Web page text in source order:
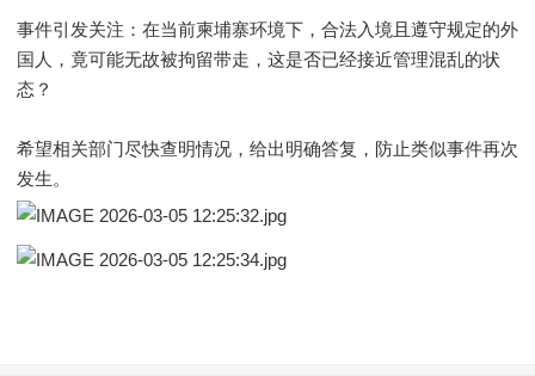
事件引发关注：在当前柬埔寨环境下，合法入境且遵守规定的外
国人，竟可能无故被拘留带走，这是否已经接近管理混乱的状
态？
希望相关部门尽快查明情况，给出明确答复，防止类似事件再次
发生。